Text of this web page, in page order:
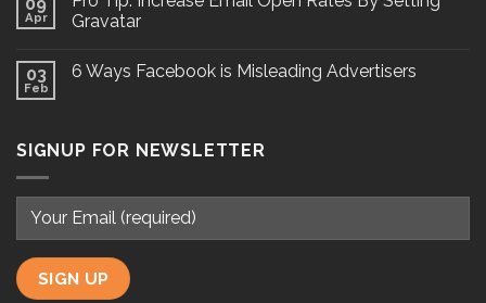
Apr
Gravatar
03
Feb
6 Ways Facebook is Misleading Advertisers
SIGNUP FOR NEWSLETTER